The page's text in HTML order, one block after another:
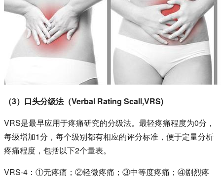
（3）口头分级法（Verbal Rating Scall,VRS)
VRS是最早应用于疼痛研究的分级法。最轻疼痛程度为0分，
每级增加1分，每个级别都有相应的评分标准，便于定量分析
疼痛程度，包括以下2个量表。
VRS-4：①无疼痛；②轻微疼痛；③中等度疼痛；④剧烈疼